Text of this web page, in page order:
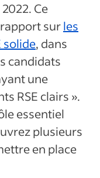
Ce
surles
solide, dans
candidats
une
RSE clairs ».
essentiel
plusieurs
en place